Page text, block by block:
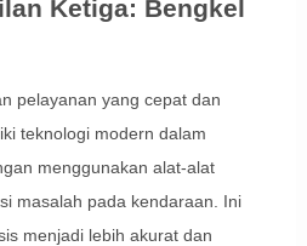
Ketiga: Bengkel
pelayanan yang cepat dan
teknologi modern dalam
menggunakan alat-alat
masalah pada kendaraan. Ini
menjadi lebih akurat dan